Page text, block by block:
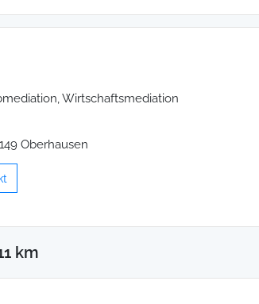
Wirtschaftsmediation
Oberhausen
km